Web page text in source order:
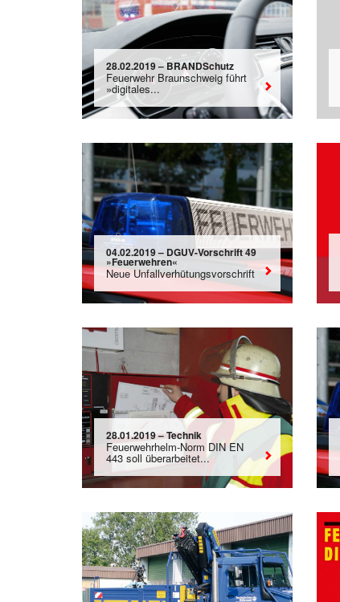
28.02.2019 – BRANDSchutz
Feuerwehr Braunschweig führt
»digitales...
04.02.2019 – DGUV-Vorschrift 49
»Feuerwehren«
Neue Unfallverhütungsvorschrift
28.01.2019 – Technik
Feuerwehrhelm-Norm DIN EN
443 soll überarbeitet...